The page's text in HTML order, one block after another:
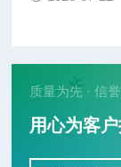
质量为先 · 信
用心为客